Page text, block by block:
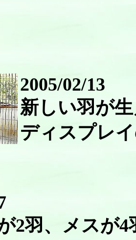
2005/02/13
新しい羽が
ディスプレ
2羽、メスが4